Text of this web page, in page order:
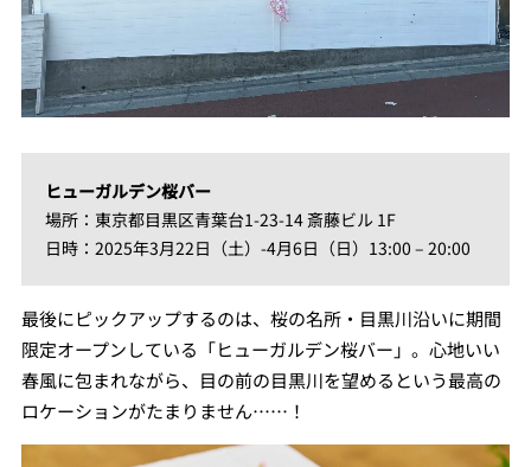
ヒューガルデン桜バー
場所：東京都目黒区青葉台1-23-14 斎藤ビル 1F
日時：2025年3月22日（土）-4月6日（日）13:00 – 20:00
最後にピックアップするのは、桜の名所・目黒川沿いに期間
限定オープンしている「ヒューガルデン桜バー」。心地いい
春風に包まれながら、目の前の目黒川を望めるという最高の
ロケーションがたまりません……！